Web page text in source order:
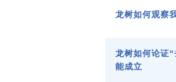
龙树如何观察
龙树如何论证
能成立